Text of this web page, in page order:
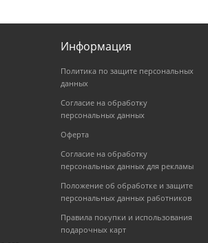
Информация
Политика по защите персональных
данных
Согласие на обработку
персональных данных
Оферта
Согласие на обработку
персональных данных для рекламы
Положение об обработке и защите
персональных данных работников
Правила покупки и использования
подарочных карт